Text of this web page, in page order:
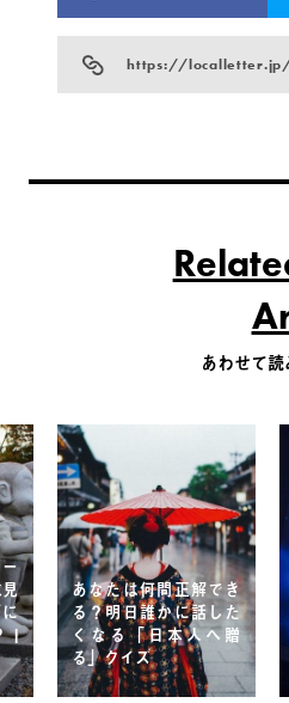
https://localletter.jp/
あわせて
|
あなたは何問正解でき
る？明日誰かに話した
くなる「日本人へ贈
る」クイズ